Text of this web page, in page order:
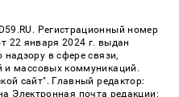
Регистрационный номер
января 2024 г. выдан
в сфере связи,
и массовых коммуникаций.
сайт". Главный редактор:
Электронная почта редакции: